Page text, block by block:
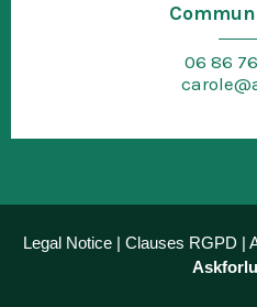
06 86
Legal Notice | Clauses RGPD |